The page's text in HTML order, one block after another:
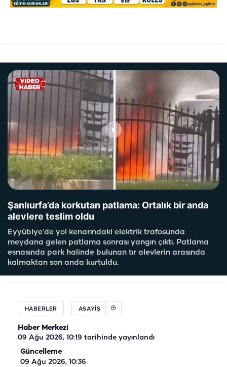
Şanlıurfa’da korkutan patlama: Ortalık bir anda
alevlere teslim oldu
Eyyübiye’de yol kenarındaki elektrik trafosunda
meydana gelen patlama sonrası yangın çıktı. Patlama
esnasında park halinde bulunan tır alevlerin arasında
kalmaktan son anda kurtuldu.
HABERLER ASAYIŞ
Haber Merkezi
09 Ağu 2026, 10:19 tarihinde yayınlandı
Güncelleme
09 Ağu 2026, 10:36